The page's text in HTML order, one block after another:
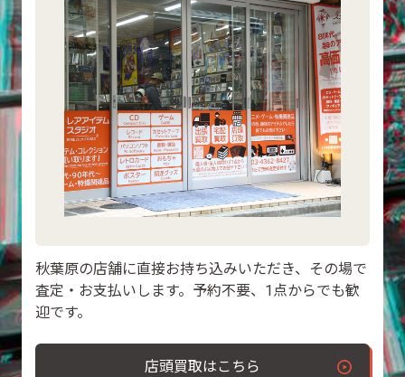
秋葉原の店舗に直接お持ち込みいただき、その場で
査定・お支払いします。予約不要、1点からでも歓
迎です。
店頭買取はこちら